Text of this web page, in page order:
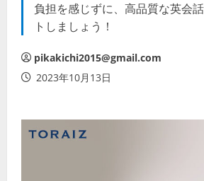
負担を感じずに、高品質な英会
トしましょう！
pikakichi2015@gmail.com
2023年10月13日